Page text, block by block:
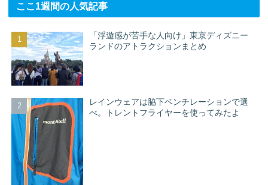
ここ1週間の人気記事
「浮遊感が苦手な人向け」東京ディズニー
ランドのアトラクションまとめ
レインウェアは脇下ベンチレーションで選
べ。トレントフライヤーを使ってみたよ